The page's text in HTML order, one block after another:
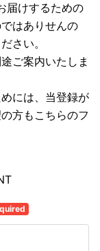
届けするための
はありせんの
さい。
ご案内いたしま
には、当登録が
方もこちらのフ